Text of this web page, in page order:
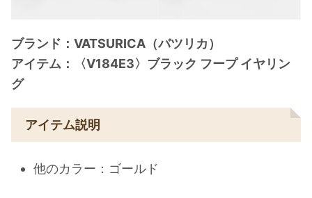
ブランド：VATSURICA（バツリカ）
アイテム：〈V184E3〉ブラック フープ イヤリン
グ
アイテム説明
他のカラー：ゴールド